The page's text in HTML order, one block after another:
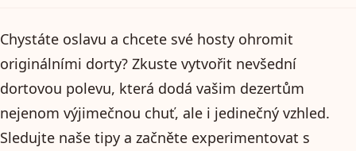
Chystáte oslavu a chcete své hosty ohromit
originálními dorty? Zkuste vytvořit nevšední
dortovou polevu, která dodá vašim dezertům
nejenom výjimečnou chuť, ale i jedinečný vzhled.
Sledujte naše tipy a začněte experimentovat s